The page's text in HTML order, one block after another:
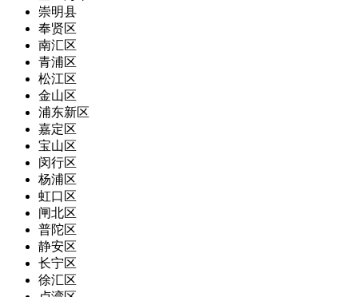
崇明县
奉贤区
南汇区
青浦区
松江区
金山区
浦东新区
嘉定区
宝山区
闵行区
杨浦区
虹口区
闸北区
普陀区
静安区
长宁区
徐汇区